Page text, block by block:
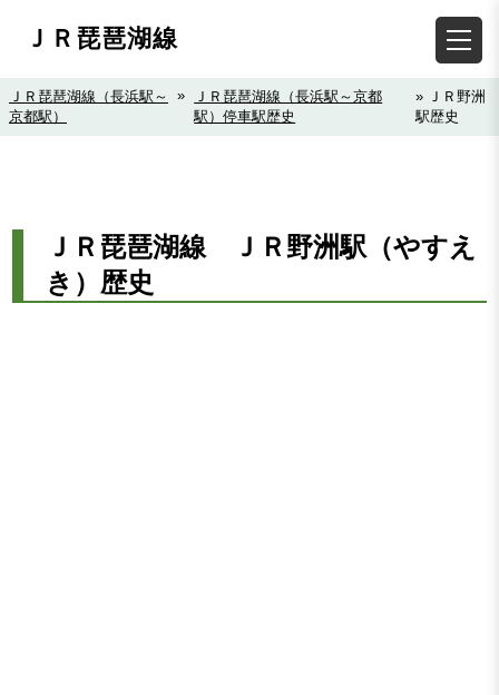
ＪＲ琵琶湖線
ＪＲ琵琶湖線（長浜駅～
京都駅）
»
ＪＲ琵琶湖線（長浜駅～京都
駅）停車駅歴史
» ＪＲ野洲
駅歴史
ＪＲ琵琶湖線 ＪＲ野洲駅（やすえ
き）歴史